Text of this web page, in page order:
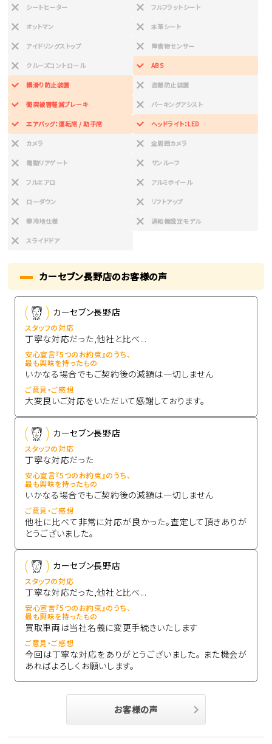
シートヒーター フルフラットシート
オットマン 本革シート
アイドリングストップ 障害物センサー
クルーズコントロール ABS
横滑り防止装置 盗難防止装置
衝突被害軽減ブレーキ パーキングアシスト
エアバッグ：運転席 / 助手席 ヘッドライト：LED
カメラ 全周囲カメラ
電動リアゲート サンルーフ
フルエアロ アルミホイール
ローダウン リフトアップ
寒冷地仕様 過給機設定モデル
スライドドア
カーセブン長野店のお客様の声
カーセブン長野店
スタッフの対応
丁寧な対応だった,他社と比べ...
安心宣言『5つのお約束』のうち、
最も興味を持ったもの
いかなる場合でもご契約後の減額は一切しません
ご意見・ご感想
大変良いご対応をいただいて感謝しております。
カーセブン長野店
スタッフの対応
丁寧な対応だった
安心宣言『5つのお約束』のうち、
最も興味を持ったもの
いかなる場合でもご契約後の減額は一切しません
ご意見・ご感想
他社に比べて非常に対応が良かった。査定して頂きありが
とうございました。
カーセブン長野店
スタッフの対応
丁寧な対応だった,他社と比べ...
安心宣言『5つのお約束』のうち、
最も興味を持ったもの
買取車両は当社名義に変更手続きいたします
ご意見・ご感想
今回は丁寧な対応をありがとうございました。 また機会が
あればよろしくお願いします。
お客様の声